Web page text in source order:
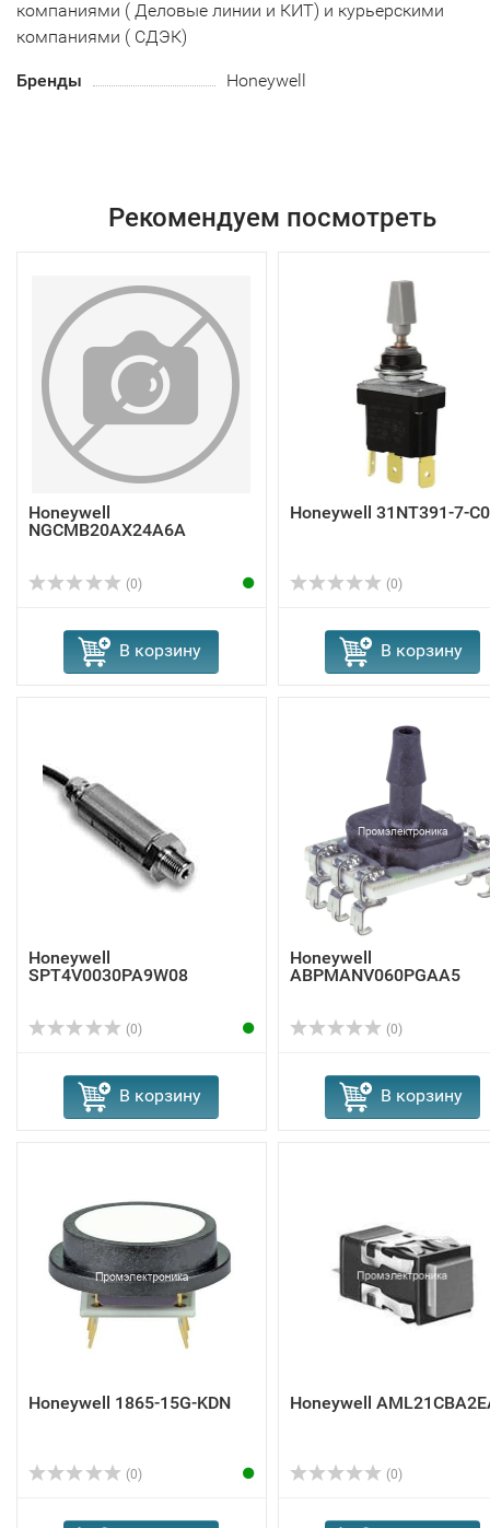
компаниями ( Деловые линии и КИТ) и курьерскими
компаниями ( СДЭК)
Бренды Honeywell
Рекомендуем посмотреть
Honeywell
NGCMB20AX24A6A
(0)
В корзину
Honeywell 31NT391-7-
(0)
В корзину
Honeywell
SPT4V0030PA9W08
(0)
В корзину
Honeywell
ABPMANV060PGAA5
(0)
В корзину
Honeywell 1865-15G-KDN
(0)
Honeywell
(0)